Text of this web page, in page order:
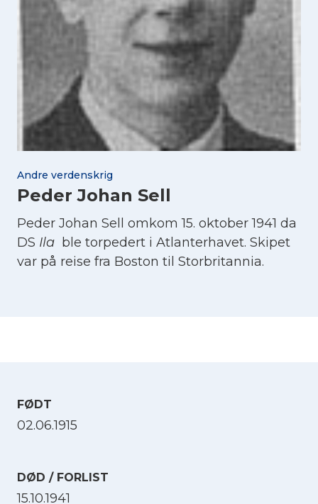
Andre verdenskrig
Peder Johan Sell
Peder Johan Sell omkom 15. oktober 1941 da
DS Ila ble torpedert i Atlanterhavet. Skipet
var på reise fra Boston til Storbritannia.
FØDT
02.06.1915
DØD / FORLIST
15.10.1941